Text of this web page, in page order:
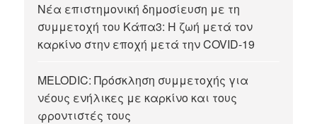
Νέα επιστημονική δημοσίευση με τη
συμμετοχή του Κάπα3: Η ζωή μετά τον
καρκίνο στην εποχή μετά την COVID-19
MELODIC: Πρόσκληση συμμετοχής για
νέους ενήλικες με καρκίνο και τους
φροντιστές τους